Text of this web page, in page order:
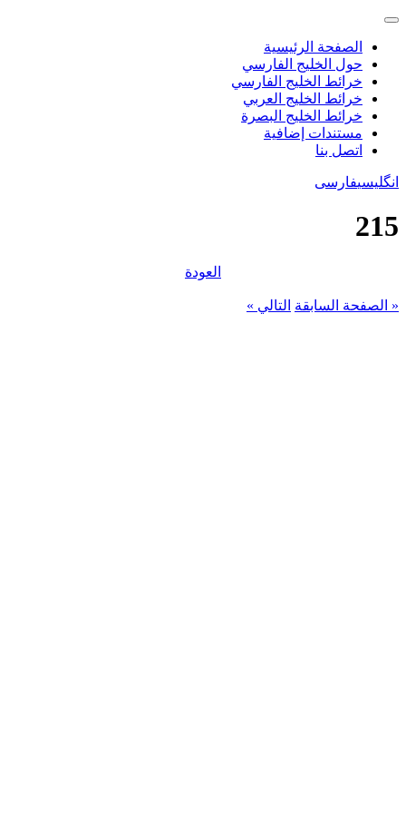
الصفحة الرئيسية
حول الخليج الفارسي
خرائط الخليج الفارسي
خرائط الخليج العربي
خرائط الخليج البصرة
مستندات إضافية
اتصل بنا
انگلیسیفارسی
215
العودة
« الصفحة السابقة التالي »